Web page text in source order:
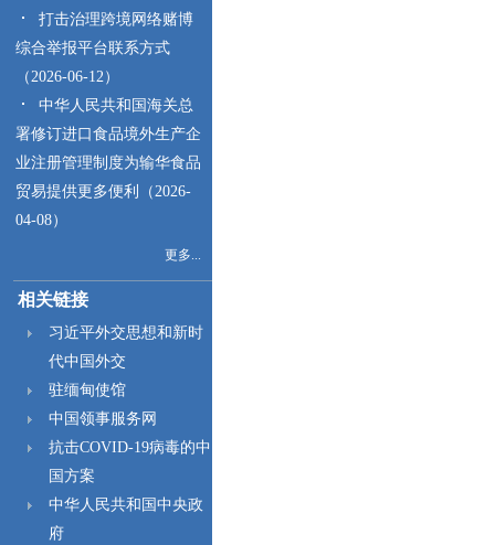
打击治理跨境网络赌博
综合举报平台联系方式
（2026-06-12）
中华人民共和国海关总
署修订进口食品境外生产企
业注册管理制度为输华食品
贸易提供更多便利（2026-
04-08）
更多...
相关链接
习近平外交思想和新时
代中国外交
驻缅甸使馆
中国领事服务网
抗击COVID-19病毒的中
国方案
中华人民共和国中央政
府